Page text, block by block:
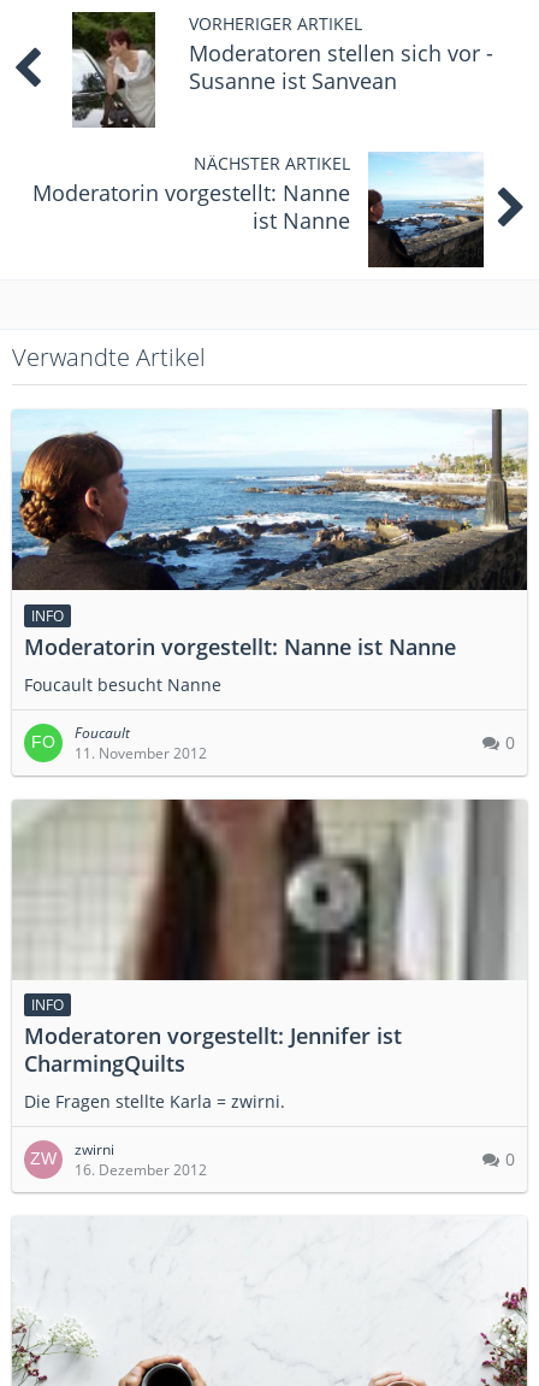
VORHERIGER ARTIKEL
Moderatoren stellen sich vor -
Susanne ist Sanvean
NÄCHSTER ARTIKEL
Moderatorin vorgestellt: Nanne
ist Nanne
Verwandte Artikel
INFO
Moderatorin vorgestellt: Nanne ist Nanne
Foucault besucht Nanne
Foucault
11. November 2012
0
INFO
Moderatoren vorgestellt: Jennifer ist
CharmingQuilts
Die Fragen stellte Karla = zwirni.
zwirni
16. Dezember 2012
0